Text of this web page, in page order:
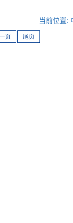
当前位置:
页 尾页